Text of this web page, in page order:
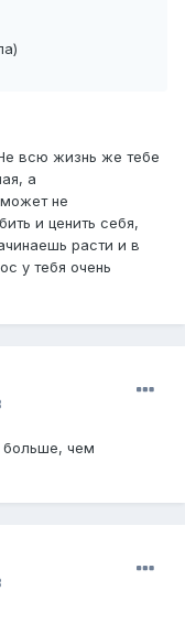
всю жизнь же тебе
а
не
и ценить себя,
расти и в
у тебя очень
больше, чем